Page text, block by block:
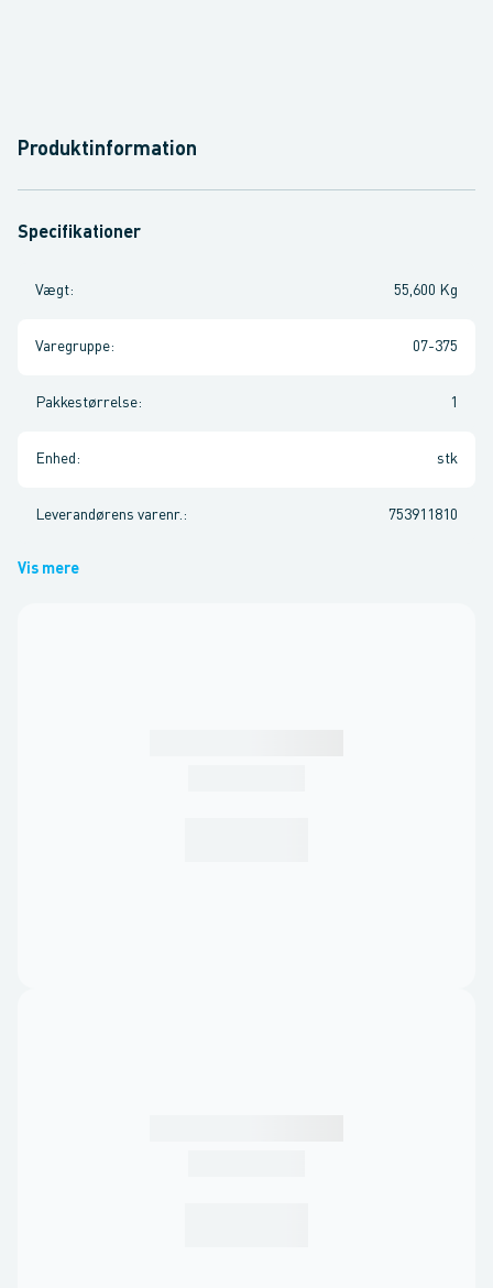
Produktinformation
Specifikationer
Vægt: 55,600 Kg
Varegruppe: 07-375
Pakkestørrelse: 1
Enhed : stk
Leverandørens varenr. : 753911810
Vis mere